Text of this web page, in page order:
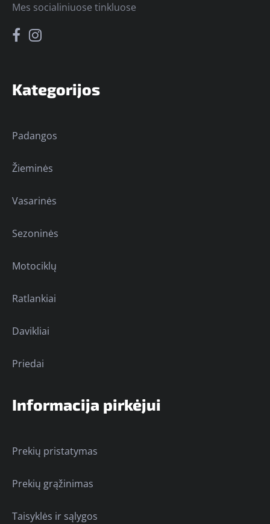
Kategorijos
Padangos
Žieminės
Vasarinės
Sezoninės
Motociklų
Ratlankiai
Davikliai
Priedai
Informacija pirkėjui
Prekių pristatymas
Prekių grąžinimas
Taisyklės ir sąlygos
Mes socialiniuose tinkluose